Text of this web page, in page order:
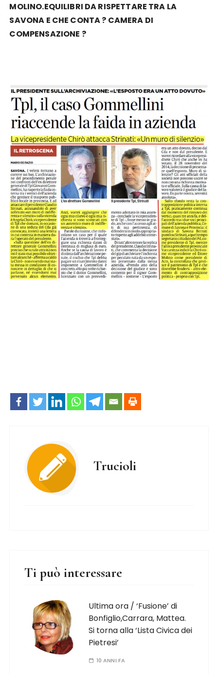
MOLINO.EQUILIBRI DA RISPETTARE TRA LA
SAVONA E CHE CONTA ? CAMERA DI
COMPENSAZIONE ?
Trucioli
Ti può interessare
Ultima ora / ‘Fusione’ di
Bonfiglio,Carrara, Mattea.
Si torna alla ‘Lista Civica dei
Pietresi’
10 ANNI FA